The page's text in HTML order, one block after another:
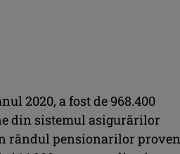
2020, a fost de 968.400
din sistemul asigurărilor
rândul pensionarilor